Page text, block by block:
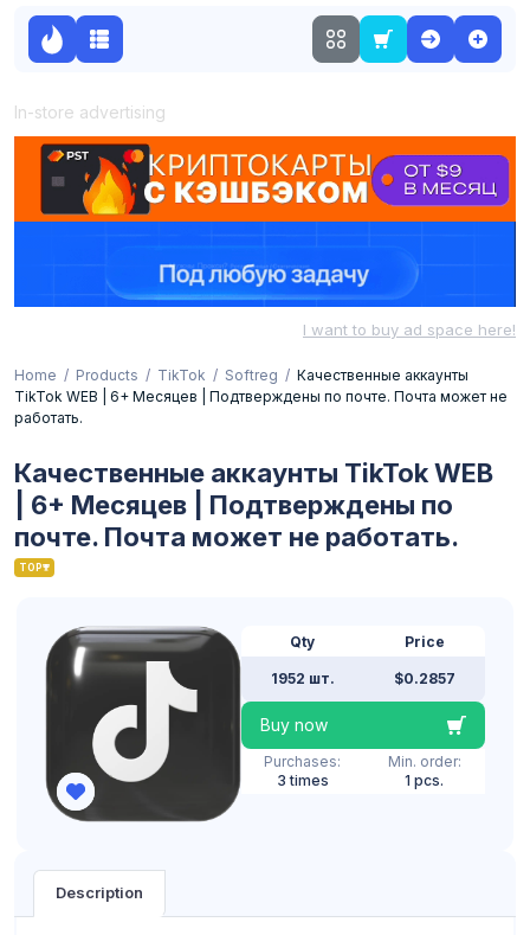
In-store advertising
I want to buy ad space here!
Home Products TikTok Softreg
Качественные аккаунты
TikTok WEB | 6+ Месяцев | Подтверждены по почте. Почта может не
работать.
Качественные аккаунты TikTok WEB
| 6+ Месяцев | Подтверждены по
почте. Почта может не работать.
TOP
Qty
1952 шт.
Price
$0.2857
Buy now
Purchases:
3 times
Min. order:
1 pcs.
Description